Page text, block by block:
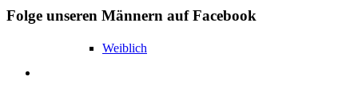
Weiblich
Folge unseren Männern auf Facebook